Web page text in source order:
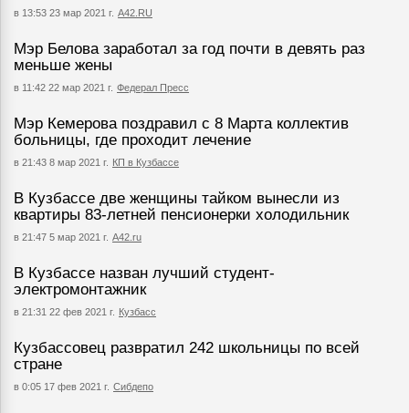
в 13:53 23 мар 2021 г. А42.RU
Мэр Белова заработал за год почти в девять раз
меньше жены
в 11:42 22 мар 2021 г. Федерал Пресс
Мэр Кемерова поздравил с 8 Марта коллектив
больницы, где проходит лечение
в 21:43 8 мар 2021 г. КП в Кузбассе
В Кузбассе две женщины тайком вынесли из
квартиры 83-летней пенсионерки холодильник
в 21:47 5 мар 2021 г. А42.ru
В Кузбассе назван лучший студент-
электромонтажник
в 21:31 22 фев 2021 г. Кузбасс
Кузбассовец развратил 242 школьницы по всей
стране
в 0:05 17 фев 2021 г. Сибдепо